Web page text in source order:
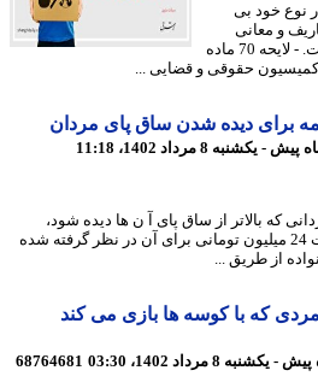
خود بی
معانی
روشنی نیز از آنان ارائه نشده است. - لایحه 70 ماده
حقوقی و قضایی ...
بالاتر از ساق پای آ ن ها دیده شود،
مصداق بدپوششی است و مجازات 24 میلیون تومانی برای آن در نظر گرفته شده
از طریق ...
که با کوسه ها بازی می کند
68764681